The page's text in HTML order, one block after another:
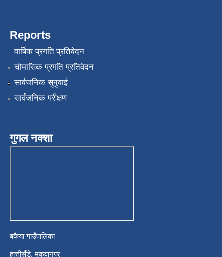
Reports
वार्षिक प्रगति प्रतिवेदन
चौमासिक प्रगति प्रतिवेदन
सार्वजनिक सुनुवाई
सार्वजनिक परीक्षण
गुगल नक्शा
बकैया गाउँपालिका
हात्तीसुँडे, मकवानपुर